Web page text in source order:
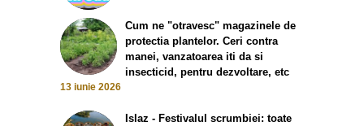
Cum ne "otravesc" magazinele de
protectia plantelor. Ceri contra
manei, vanzatoarea iti da si
insecticid, pentru dezvoltare, etc
13 iunie 2026
Islaz - Festivalul scrumbiei: toate